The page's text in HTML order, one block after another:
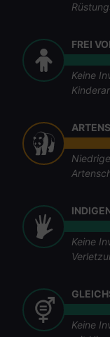
FREI
Keine
Keine
Keine